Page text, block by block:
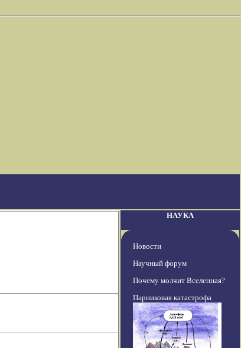
НАУКА
Новости
Научный форум
Почему молчит Вселенная?
Парниковая катастрофа